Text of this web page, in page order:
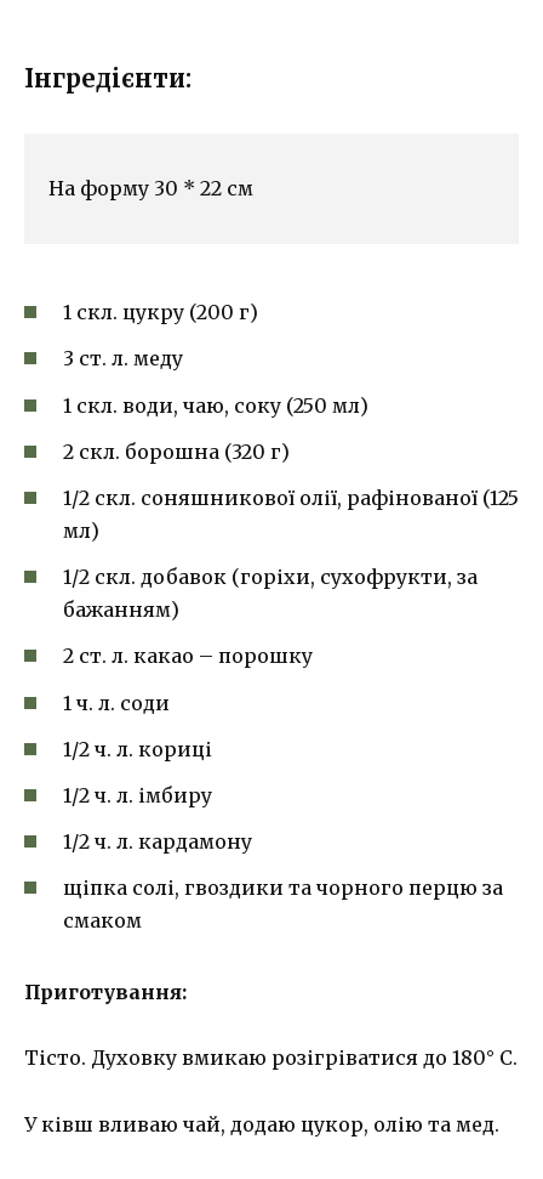
Інгредієнти:
На форму 30 * 22 см
1 скл. цукру (200 г)
3 ст. л. меду
1 скл. води, чаю, соку (250 мл)
2 скл. борошна (320 г)
1/2 скл. соняшникової олії, рафінованої (125
мл)
1/2 скл. добавок (горіхи, сухофрукти, за
бажанням)
2 ст. л. какао – порошку
1 ч. л. соди
1/2 ч. л. кориці
1/2 ч. л. імбиру
1/2 ч. л. кардамону
щіпка солі, гвоздики та чорного перцю за
смаком
Приготування:
Тісто. Духовку вмикаю розігріватися до 180° С.
У ківш вливаю чай, додаю цукор, олію та мед.